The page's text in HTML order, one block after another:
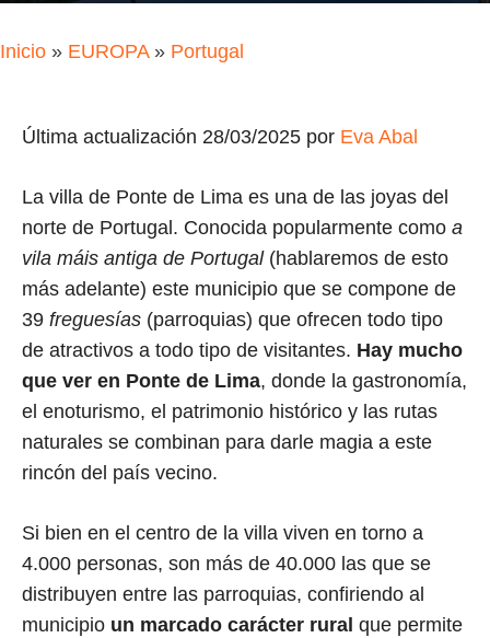
Inicio » EUROPA» Portugal
Última actualización 28/03/2025 por Eva Abal
La villa de Ponte de Lima es una de las joyas del
norte de Portugal. Conocida popularmente como a
vila máis antiga de Portugal(hablaremos de esto
más adelante) este municipio que se compone de
39 freguesías (parroquias) que ofrecen todo tipo
de atractivos a todo tipo de visitantes. Hay mucho
que ver en Ponte de Lima, donde la gastronomía,
el enoturismo, el patrimonio histórico y las rutas
naturales se combinan para darle magia a este
rincón del país vecino.
Si bien en el centro de la villa viven en torno a
4.000 personas, son más de 40.000 las que se
distribuyen entre las parroquias, confiriendo al
municipio un marcado carácter rural que permite